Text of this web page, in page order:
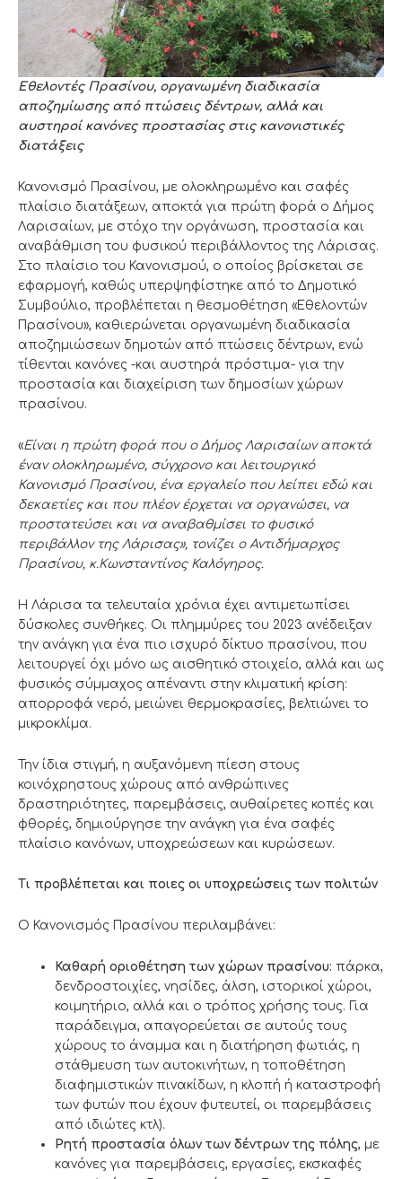
Εθελοντές Πρασίνου, οργανωμένη διαδικασία
αποζημίωσης από πτώσεις δέντρων, αλλά και
αυστηροί κανόνες προστασίας στις κανονιστικές
διατάξεις
Κανονισμό Πρασίνου, με ολοκληρωμένο και σαφές
πλαίσιο διατάξεων, αποκτά για πρώτη φορά ο Δήμος
Λαρισαίων, με στόχο την οργάνωση, προστασία και
αναβάθμιση του φυσικού περιβάλλοντος της Λάρισας.
Στο πλαίσιο του Κανονισμού, ο οποίος βρίσκεται σε
εφαρμογή, καθώς υπερψηφίστηκε από το Δημοτικό
Συμβούλιο, προβλέπεται η θεσμοθέτηση «Εθελοντών
Πρασίνου», καθιερώνεται οργανωμένη διαδικασία
αποζημιώσεων δημοτών από πτώσεις δέντρων, ενώ
τίθενται κανόνες -και αυστηρά πρόστιμα- για την
προστασία και διαχείριση των δημοσίων χώρων
πρασίνου.
«Είναι η πρώτη φορά που ο Δήμος Λαρισαίων αποκτά
έναν ολοκληρωμένο, σύγχρονο και λειτουργικό
Κανονισμό Πρασίνου, ένα εργαλείο που λείπει εδώ και
δεκαετίες και που πλέον έρχεται να οργανώσει, να
προστατεύσει και να αναβαθμίσει το φυσικό
περιβάλλον της Λάρισας», τονίζει ο Αντιδήμαρχος
Πρασίνου, κ.Κωνσταντίνος Καλόγηρος.
Η Λάρισα τα τελευταία χρόνια έχει αντιμετωπίσει
δύσκολες συνθήκες. Οι πλημμύρες του 2023 ανέδειξαν
την ανάγκη για ένα πιο ισχυρό δίκτυο πρασίνου, που
λειτουργεί όχι μόνο ως αισθητικό στοιχείο, αλλά και ως
φυσικός σύμμαχος απέναντι στην κλιματική κρίση:
απορροφά νερό, μειώνει θερμοκρασίες, βελτιώνει το
μικροκλίμα.
Την ίδια στιγμή, η αυξανόμενη πίεση στους
κοινόχρηστους χώρους από ανθρώπινες
δραστηριότητες, παρεμβάσεις, αυθαίρετες κοπές και
φθορές, δημιούργησε την ανάγκη για ένα σαφές
πλαίσιο κανόνων, υποχρεώσεων και κυρώσεων.
Τι προβλέπεται και ποιες οι υποχρεώσεις των πολιτών
Ο Κανονισμός Πρασίνου περιλαμβάνει:
Καθαρή οριοθέτηση των χώρων πρασίνου: πάρκα,
δενδροστοιχίες, νησίδες, άλση, ιστορικοί χώροι,
κοιμητήριο, αλλά και ο τρόπος χρήσης τους. Για
παράδειγμα, απαγορεύεται σε αυτούς τους
χώρους το άναµµα και η διατήρηση φωτιάς, η
στάθμευση των αυτοκινήτων, η τοποθέτηση
διαφημιστικών πινακίδων, η κλοπή ή καταστροφή
των φυτών που έχουν φυτευτεί, οι παρεμβάσεις
από ιδιώτες κτλ).
Ρητή προστασία όλων των δέντρων της πόλης, με
κανόνες για παρεμβάσεις, εργασίες, εκσκαφές